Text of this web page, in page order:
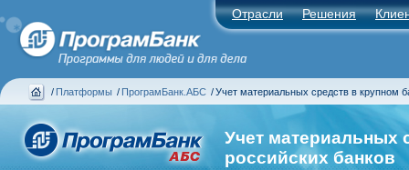
Отрасли Решения
/ Платформы / ПрограмБанк.АБС / Учет материальных средств в крупном
Учет материальных
российских банков